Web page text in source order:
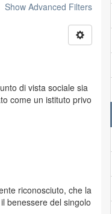
Show Advanced Filters
di vista sociale sia
come un istituto privo
riconosciuto, che la
benessere del singolo